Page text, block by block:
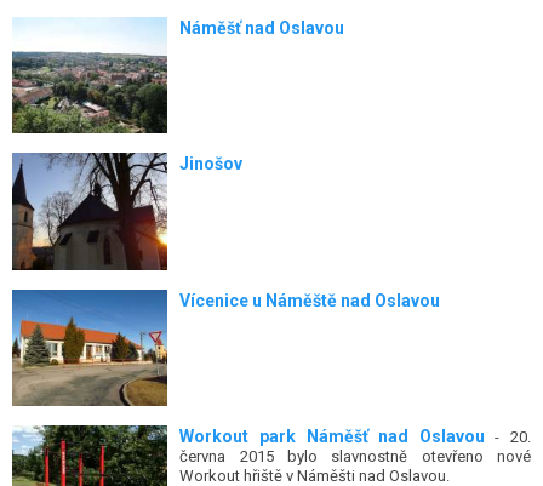
Náměšť nad Oslavou
Jinošov
Vícenice u Náměště nad Oslavou
Workout park Náměšť nad Oslavou - 20.
června 2015 bylo slavnostně otevřeno nové
Workout hřiště v Náměšti nad Oslavou.